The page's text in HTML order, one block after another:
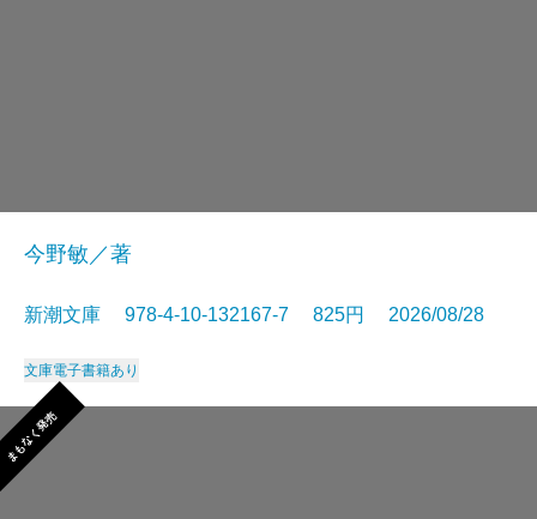
今野敏／著
新潮文庫 978-4-10-132167-7 825円 2026/08/28
文庫電子書籍あり
まもなく発売